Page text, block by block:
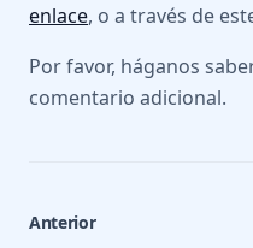
enlace, o a través de
Por favor, háganos
comentario adicional.
Anterior